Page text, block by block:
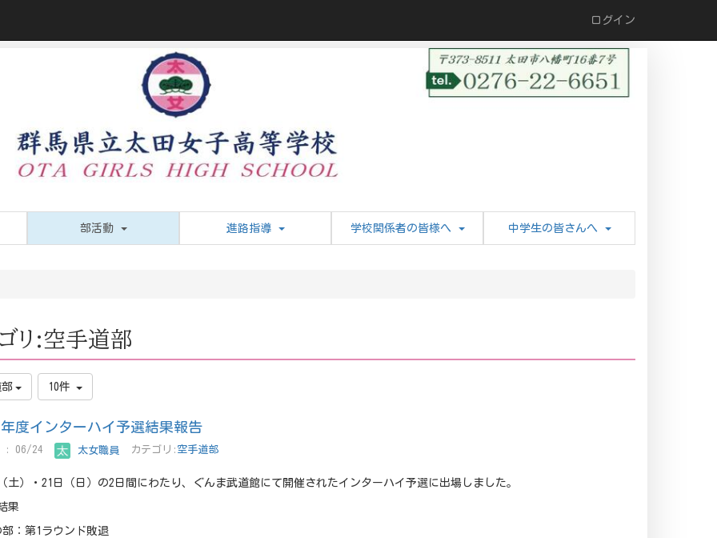
ログイン
部活動 進路指導 学校関係者の皆様へ 中学生の皆さんへ
リ:空手道部
10件
度インターハイ予選結果報告
: 06/24 太女職員 カテゴリ: 空手道部
土）・21日（日）の2日間にわたり、ぐんま武道館にて開催されたインターハイ予選に出場しました。
果
：第1ラウンド敗退